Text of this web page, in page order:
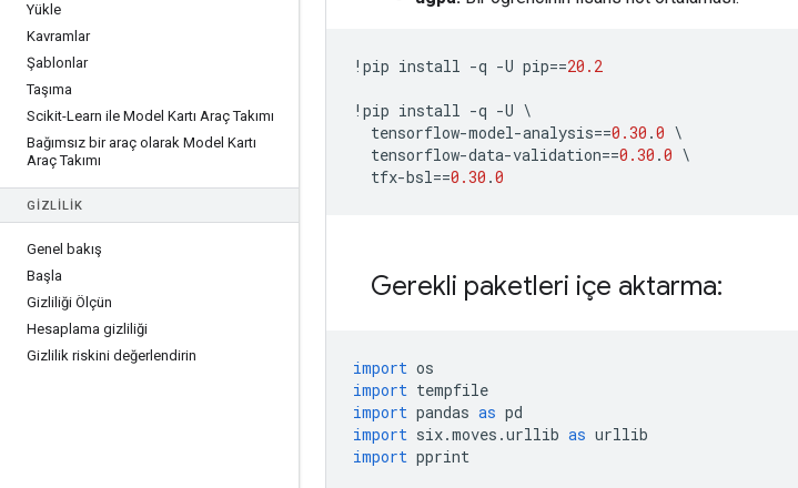
Yükle
Kavramlar
Şablonlar
Taşıma
Scikit-Learn ile Model Kartı Araç Takımı
Bağımsız bir araç olarak Model Kartı
Araç Takımı
GIZLILIK
Genel bakış
Başla
Gizliliği Ölçün
Hesaplama gizliliği
Gizlilik riskini değerlendirin
! pip install -q -U pip==20.2
! pip install -q -U \
tensorflow-model-analysis==0.30 .0 \
tensorflow-data-validation==0.30 .0 \
tfx-bsl==0.30 .0
Gerekli paketleri içe aktarma:
import os
import tempfile
import pandas as pd
import six.moves .urllib as urllib
import pprint